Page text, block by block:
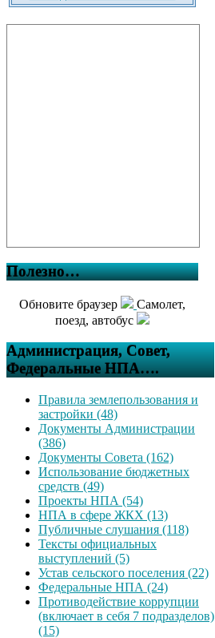
Полезно…
Обновите браузер
Самолет,
поезд, автобус
Администрация, Совет,
Федеральные НПА….
Правила землепользования и
застройки (48)
Документы Администрации
(386)
Документы Совета (162)
Использование бюджетных
средств (49)
Проекты НПА (54)
НПА в сфере ЖКХ (13)
Публичные слушания (118)
Тексты официальных
выступлений (5)
Устав сельского поселения (22)
Федеральные НПА (24)
Противодействие коррупции
(включает в себя 7 подразделов)
(15)